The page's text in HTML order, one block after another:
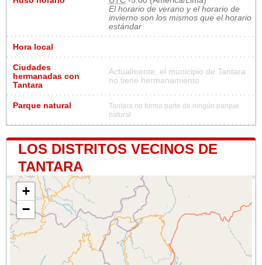
El horario de verano y el horario de
invierno son los mismos que el horario
estándar
Hora local
Ciudades
hermanadas con
Tantara
Actualmente, el municipio de Tantara
no tiene hermanamiento
Parque natural
Tantara no forma parte de ningún parque
natural
LOS DISTRITOS VECINOS DE
TANTARA
+
−